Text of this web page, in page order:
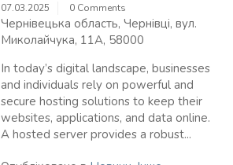
07.03.2025
0 Comments
Чернівецька область, Чернівці, вул.
Миколайчука, 11А, 58000
In today’s digital landscape, businesses
and individuals rely on powerful and
secure hosting solutions to keep their
websites, applications, and data online.
A hosted server provides a robust...